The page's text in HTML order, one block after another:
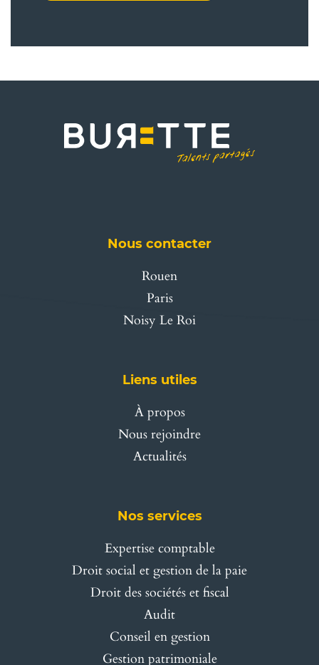
Nous contacter
Rouen
Paris
Noisy Le Roi
Liens utiles
À propos
Nous rejoindre
Actualités
Nos services
Expertise comptable
Droit social et gestion de la paie
Droit des sociétés et fiscal
Audit
Conseil en gestion
Gestion patrimoniale